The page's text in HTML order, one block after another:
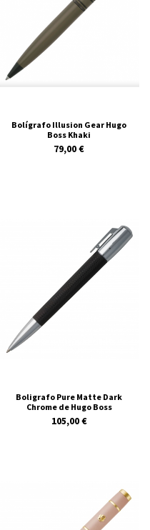
Bolígrafo Illusion Gear Hugo
Boss Khaki
79,00 €
Boligrafo Pure Matte Dark
Chrome de Hugo Boss
105,00 €